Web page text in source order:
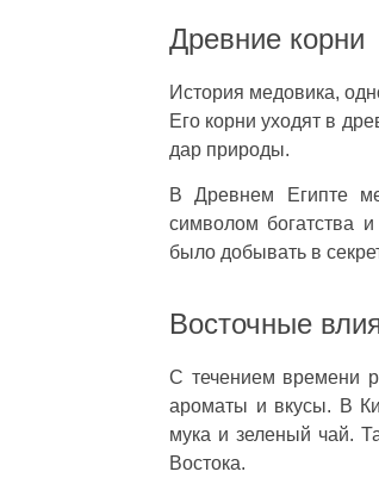
Древние корни
История медовика,
Его корни уходят в
дар природы.
В Древнем Египте
символом богатства
было добывать в
Восточные
С течением времени
ароматы и вкусы. В
мука и зеленый чай.
Востока.